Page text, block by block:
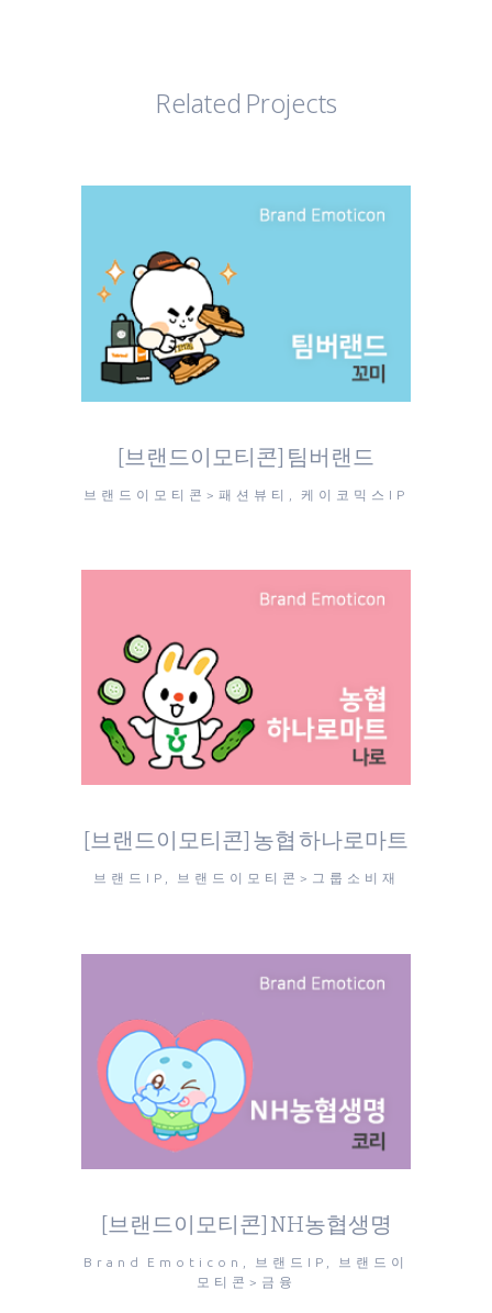
Related Projects
[브랜드이모티콘] 팀버랜드
브랜드이모티콘>패션뷰티, 케이코믹스IP
[브랜드이모티콘] 농협 하나로마트
브랜드IP, 브랜드이모티콘>그룹소비재
[브랜드이모티콘] NH농협생명
Brand Emoticon, 브랜드IP, 브랜드이
모티콘>금융